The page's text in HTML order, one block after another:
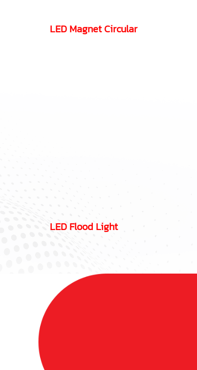
LED Magnet Circular
LED Flood Light